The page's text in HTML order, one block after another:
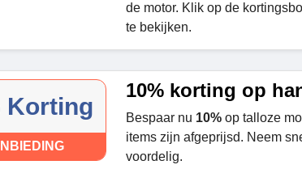
de motor. Klik op de
te bekijken.
Korting
10% korting op
Bespaar nu 10% op talloze
items zijn afgeprijsd. Neem
voordelig.